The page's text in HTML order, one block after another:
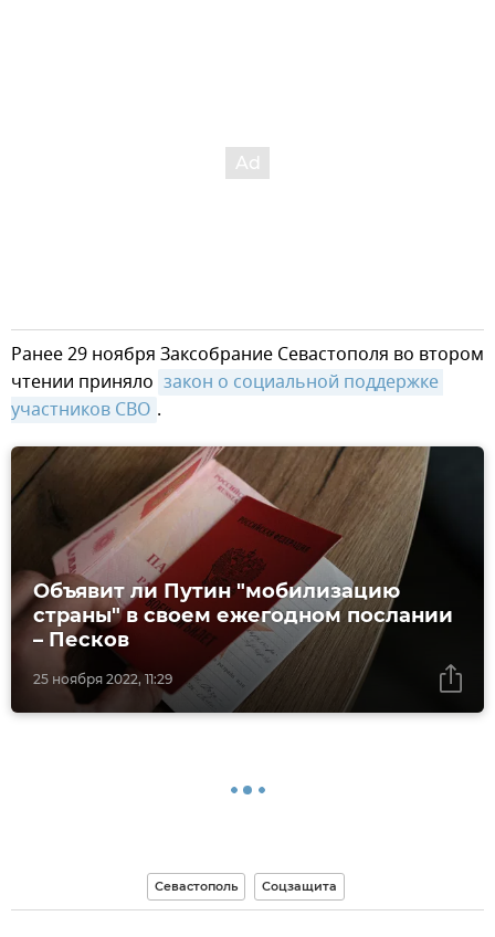
Ранее 29 ноября Заксобрание Севастополя во втором
чтении приняло закон о социальной поддержке
участников СВО .
25 ноября 2022, 11:29
Объявит ли Путин "мобилизацию
страны" в своем ежегодном послании
– Песков
Севастополь Соцзащита